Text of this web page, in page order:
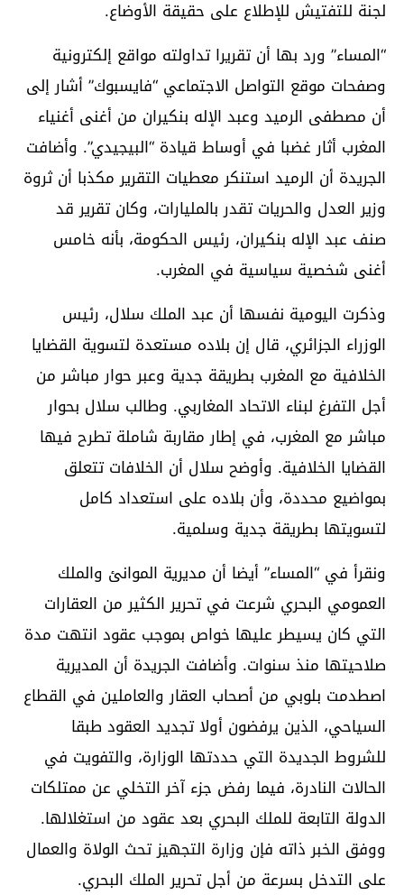
لجنة للتفتيش للإطلاع على حقيقة الأوضاع.
“المساء” ورد بها أن تقريرا تداولته مواقع إلكترونية
وصفحات موقع التواصل الاجتماعي “فايسبوك” أشار إلى
أن مصطفى الرميد وعبد الإله بنكيران من أغنى أغنياء
المغرب أثار غضبا في أوساط قيادة “البيجيدي”. وأضافت
الجريدة أن الرميد استنكر معطيات التقرير مكذبا أن ثروة
وزير العدل والحريات تقدر بالمليارات، وكان تقرير قد
صنف عبد الإله بنكيران، رئيس الحكومة، بأنه خامس
أغنى شخصية سياسية في المغرب.
وذكرت اليومية نفسها أن عبد الملك سلال، رئيس
الوزراء الجزائري، قال إن بلاده مستعدة لتسوية القضايا
الخلافية مع المغرب بطريقة جدية وعبر حوار مباشر من
أجل التفرغ لبناء الاتحاد المغاربي. وطالب سلال بحوار
مباشر مع المغرب، في إطار مقاربة شاملة تطرح فيها
القضايا الخلافية. وأوضح سلال أن الخلافات تتعلق
بمواضيع محددة، وأن بلاده على استعداد كامل
لتسويتها بطريقة جدية وسلمية.
ونقرأ في “المساء” أيضا أن مديرية الموانئ والملك
العمومي البحري شرعت في تحرير الكثير من العقارات
التي كان يسيطر عليها خواص بموجب عقود انتهت مدة
صلاحيتها منذ سنوات. وأضافت الجريدة أن المديرية
اصطدمت بلوبي من أصحاب العقار والعاملين في القطاع
السياحي، الذين يرفضون أولا تجديد العقود طبقا
للشروط الجديدة التي حددتها الوزارة، والتفويت في
الحالات النادرة، فيما رفض جزء آخر التخلي عن ممتلكات
الدولة التابعة للملك البحري بعد عقود من استغلالها.
ووفق الخبر ذاته فإن وزارة التجهيز تحث الولاة والعمال
على التدخل بسرعة من أجل تحرير الملك البحري.